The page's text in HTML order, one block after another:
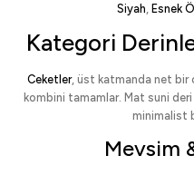
Siyah, Esnek
Kategori
Ceketler, üst katmanda net bir
kombini tamamlar. Mat suni
minimalist
Mevsim